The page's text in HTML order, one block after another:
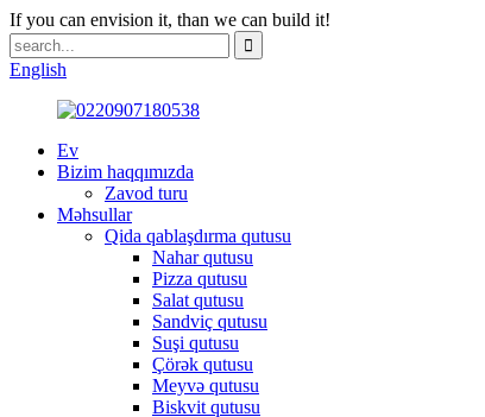
If you can envision it, than we can build it!
English
Ev
Bizim haqqımızda
Zavod turu
Məhsullar
Qida qablaşdırma qutusu
Nahar qutusu
Pizza qutusu
Salat qutusu
Sandviç qutusu
Suşi qutusu
Çörək qutusu
Meyvə qutusu
Biskvit qutusu